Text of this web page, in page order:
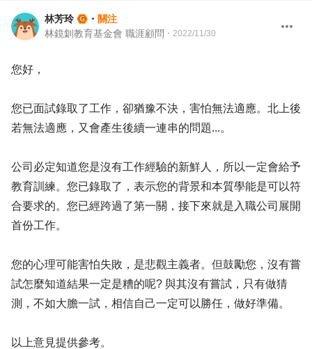
林芳玲 ・ 關注
林鏡釧教育基金會 職涯顧問 ・ 2022/11/30
您好，
您已面試錄取了工作，卻猶豫不決，害怕無法適應。北上後
若無法適應，又會產生後續一連串的問題...。
公司必定知道您是沒有工作經驗的新鮮人，所以一定會給予
教育訓練。您已錄取了，表示您的背景和本質學能是可以符
合要求的。您已經跨過了第一關，接下來就是入職公司展開
首份工作。
您的心理可能害怕失敗，是悲觀主義者。但鼓勵您，沒有嘗
試怎麼知道結果一定是糟的呢? 與其沒有嘗試，只有做猜
測，不如大膽一試，相信自己一定可以勝任，做好準備。
以上意見提供參考。